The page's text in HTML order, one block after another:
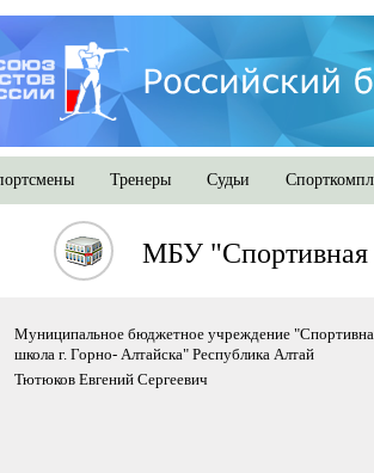
Тренеры Судьи
МБУ "Спортивная
Муниципальное бюджетное учреждение
школа г. Горно- Алтайска" Республика Алтай
Тютюков Евгений Сергеевич